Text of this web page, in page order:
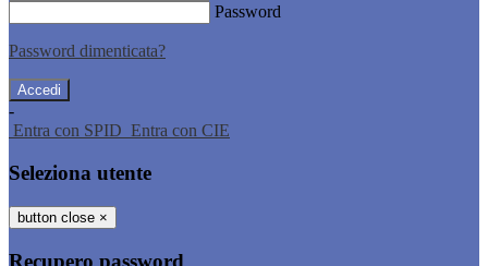
Password
Password dimenticata?
-
Entra con SPID Entra con CIE
Seleziona utente
button close ×
Recupero password